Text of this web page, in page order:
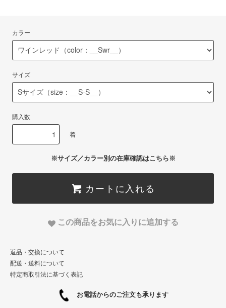
カラー
サイズ
購入数
着
※サイズ／カラー別の在庫確認はこちら※
カートに入れる
この商品をお気に入りに追加する
返品・交換について
配送・送料について
特定商取引法に基づく表記
お電話からのご注文も承ります